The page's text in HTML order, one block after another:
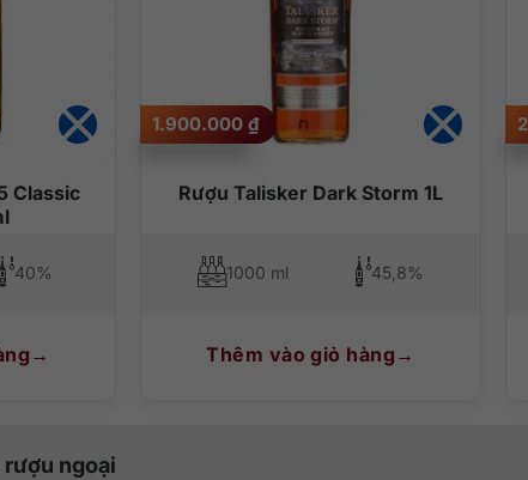
Classic
40%
Rượu Talisker Dark Storm 1L
1.900.000 ₫
1000 ml 45,8%
Thêm vào giỏ hàng
rượu ngoại